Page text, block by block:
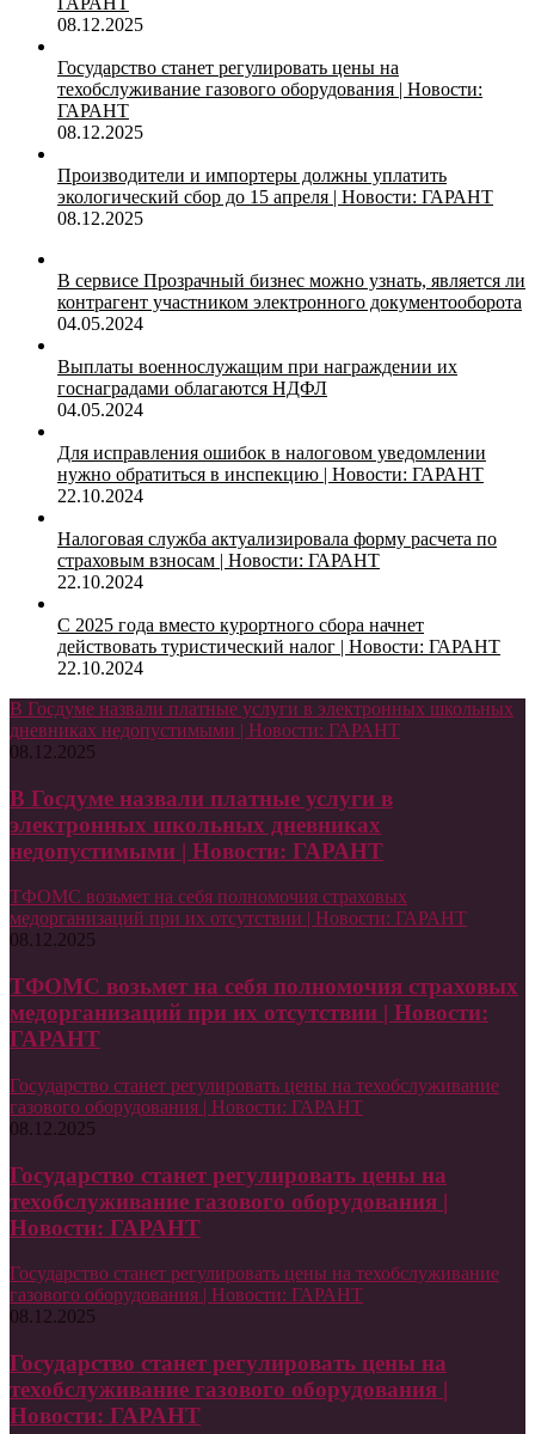
08.12.2025
Государство станет регулировать цены на
техобслуживание газового оборудования | Новости:
ГАРАНТ
08.12.2025
Производители и импортеры должны уплатить
экологический сбор до 15 апреля | Новости: ГАРАНТ
08.12.2025
В сервисе Прозрачный бизнес можно узнать, является ли
контрагент участником электронного документооборота
04.05.2024
Выплаты военнослужащим при награждении их
госнаградами облагаются НДФЛ
04.05.2024
Для исправления ошибок в налоговом уведомлении
нужно обратиться в инспекцию | Новости: ГАРАНТ
22.10.2024
Налоговая служба актуализировала форму расчета по
страховым взносам | Новости: ГАРАНТ
22.10.2024
С 2025 года вместо курортного сбора начнет
действовать туристический налог | Новости: ГАРАНТ
22.10.2024
В Госдуме назвали платные услуги в электронных школьных
дневниках недопустимыми | Новости: ГАРАНТ
08.12.2025
В Госдуме назвали платные услуги в
электронных школьных дневниках
недопустимыми | Новости: ГАРАНТ
ТФОМС возьмет на себя полномочия страховых
медорганизаций при их отсутствии | Новости: ГАРАНТ
08.12.2025
ТФОМС возьмет на себя полномочия страховых
медорганизаций при их отсутствии | Новости:
ГАРАНТ
Государство станет регулировать цены на техобслуживание
газового оборудования | Новости: ГАРАНТ
08.12.2025
Государство станет регулировать цены на
техобслуживание газового оборудования |
Новости: ГАРАНТ
Государство станет регулировать цены на техобслуживание
газового оборудования | Новости: ГАРАНТ
08.12.2025
Государство станет регулировать цены на
техобслуживание газового оборудования |
Новости: ГАРАНТ